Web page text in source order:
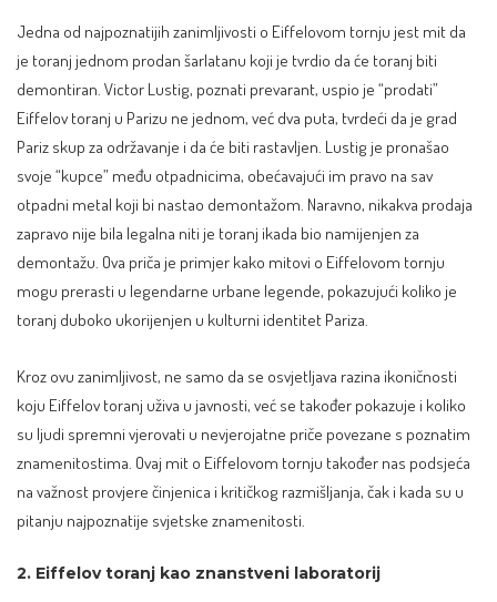
Jedna od najpoznatijih zanimljivosti o Eiffelovom tornju jest mit da
je toranj jednom prodan šarlatanu koji je tvrdio da će toranj biti
demontiran. Victor Lustig, poznati prevarant, uspio je “prodati”
Eiffelov toranj u Parizu ne jednom, već dva puta, tvrdeći da je grad
Pariz skup za održavanje i da će biti rastavljen. Lustig je pronašao
svoje “kupce” među otpadnicima, obećavajući im pravo na sav
otpadni metal koji bi nastao demontažom. Naravno, nikakva prodaja
zapravo nije bila legalna niti je toranj ikada bio namijenjen za
demontažu. Ova priča je primjer kako mitovi o Eiffelovom tornju
mogu prerasti u legendarne urbane legende, pokazujući koliko je
toranj duboko ukorijenjen u kulturni identitet Pariza.
Kroz ovu zanimljivost, ne samo da se osvjetljava razina ikoničnosti
koju Eiffelov toranj uživa u javnosti, već se također pokazuje i koliko
su ljudi spremni vjerovati u nevjerojatne priče povezane s poznatim
znamenitostima. Ovaj mit o Eiffelovom tornju također nas podsjeća
na važnost provjere činjenica i kritičkog razmišljanja, čak i kada su u
pitanju najpoznatije svjetske znamenitosti.
2. Eiffelov toranj kao znanstveni laboratorij